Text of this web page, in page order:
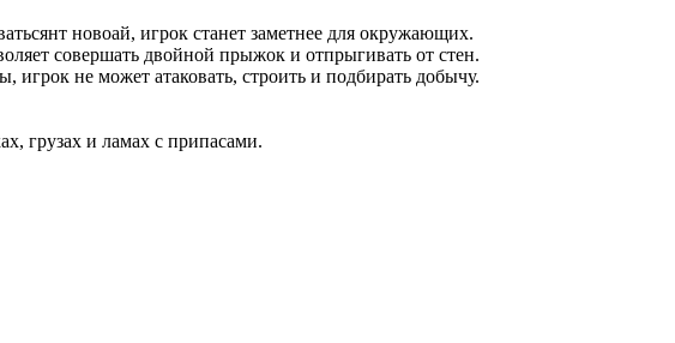
новоай, игрок станет заметнее для окружающих.
совершать двойной прыжок и отпрыгивать от стен.
игрок не может атаковать, строить и подбирать добычу.
грузах и ламах с припасами.